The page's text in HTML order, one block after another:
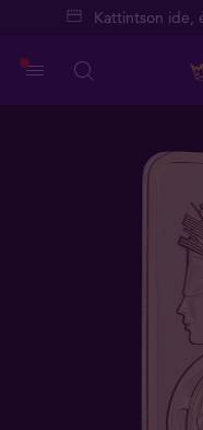
Kattintson ide,